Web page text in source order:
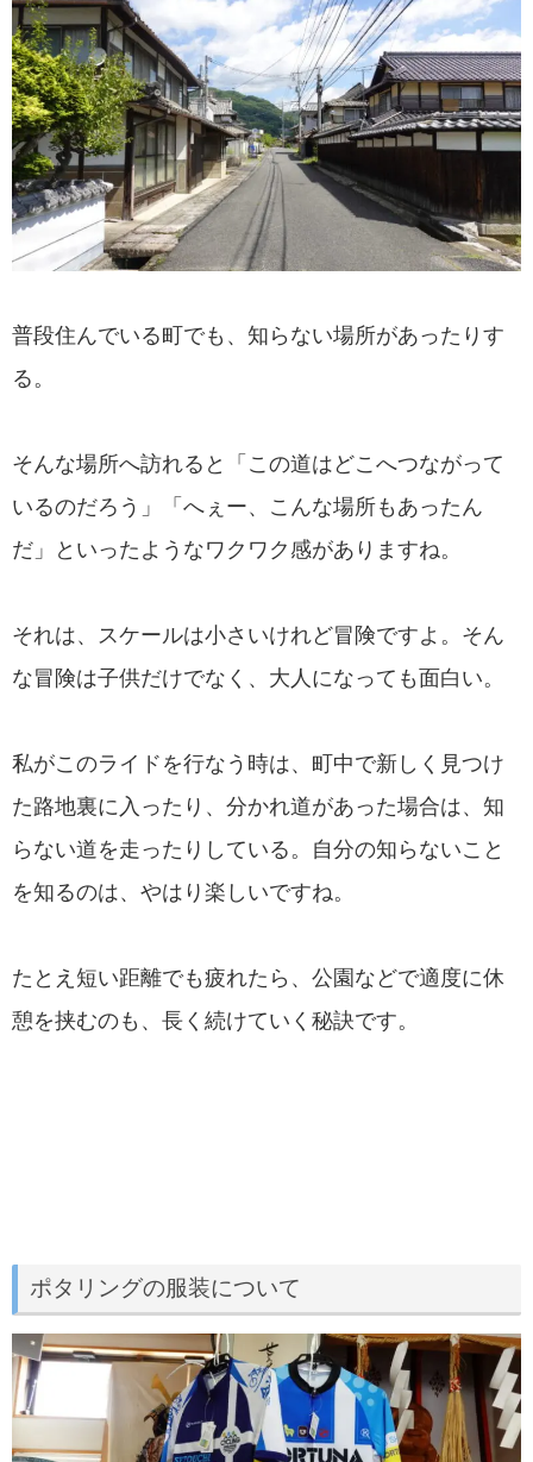
普段住んでいる町でも、知らない場所があったりす
る。
そんな場所へ訪れると「この道はどこへつながって
いるのだろう」「へぇー、こんな場所もあったん
だ」といったようなワクワク感がありますね。
それは、スケールは小さいけれど冒険ですよ。そん
な冒険は子供だけでなく、大人になっても面白い。
私がこのライドを行なう時は、町中で新しく見つけ
た路地裏に入ったり、分かれ道があった場合は、知
らない道を走ったりしている。自分の知らないこと
を知るのは、やはり楽しいですね。
たとえ短い距離でも疲れたら、公園などで適度に休
憩を挟むのも、長く続けていく秘訣です。
ポタリングの服装について